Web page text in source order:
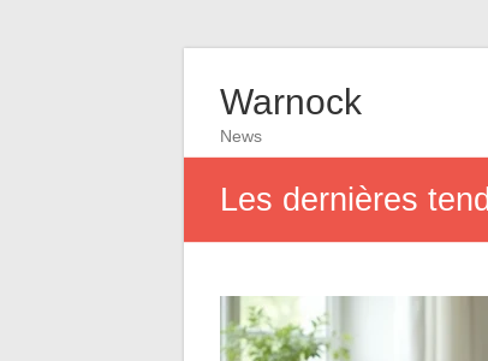
Warnock
News
Les dernières